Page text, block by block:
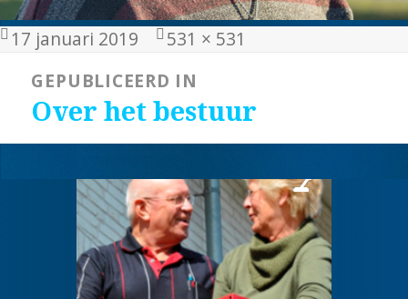
Geplaatst
17 januari 2019
Volledige
531 × 531
navigatieGEPUBLICEERD IN
Over het bestuur